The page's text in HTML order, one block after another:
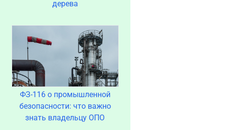
дерева
ФЗ-116 о промышленной
безопасности: что важно
знать владельцу ОПО